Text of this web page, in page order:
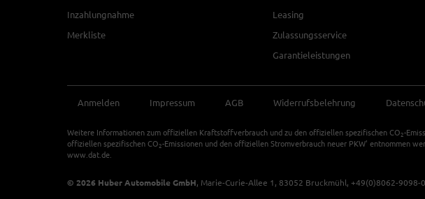
Inzahlungnahme
Merkliste
Leasing
Zulassungsservice
Garantieleistungen
Anmelden Impressum AGB Widerrufsbelehrung
Weitere Informationen zum offiziellen Kraftstoffverbrauch und zu den offiziellen spezifischen CO 2-
offiziellen spezifischen CO 2-Emissionen und den offiziellen Stromverbrauch neuer PKW' entnommen
www.dat.de.
© 2026 Huber Automobile GmbH Marie-Curie-Allee 1 83052 Bruckmühl, +49(0)8062-9098-0